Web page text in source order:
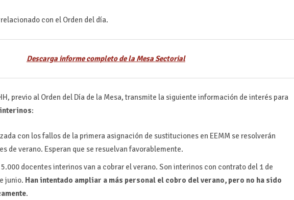
con el Orden del día.
Descarga informe completo de la Mesa Sectorial
previo al Orden del Día de la Mesa, transmite la siguiente información de interés para
:
con los fallos de la primera asignación de sustituciones en EEMM se resolverán
de verano. Esperan que se resuelvan favorablemente.
docentes interinos van a cobrar el verano. Son interinos con contrato del 1 de
junio. Han intentado ampliar a más personal el cobro del verano, pero no ha sido
.